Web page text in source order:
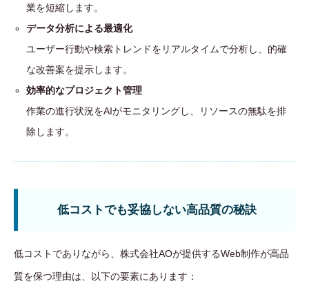
業を短縮します。
データ分析による最適化
ユーザー行動や検索トレンドをリアルタイムで分析し、的確
な改善案を提示します。
効率的なプロジェクト管理
作業の進行状況をAIがモニタリングし、リソースの無駄を排
除します。
低コストでも妥協しない高品質の秘訣
低コストでありながら、株式会社AOが提供するWeb制作が高品
質を保つ理由は、以下の要素にあります：